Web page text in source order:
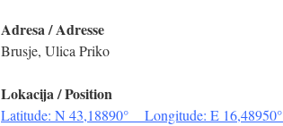
Adresa / Adresse
Brusje, Ulica Priko
Lokacija/ Position
Latitude: N 43,18890° Longitude: E 16,48950°